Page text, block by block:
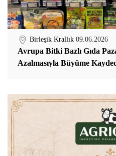
Birleşik Krallık 09.06.2026
Avrupa Bitki Bazlı Gıda
Azalmasıyla Büyüme